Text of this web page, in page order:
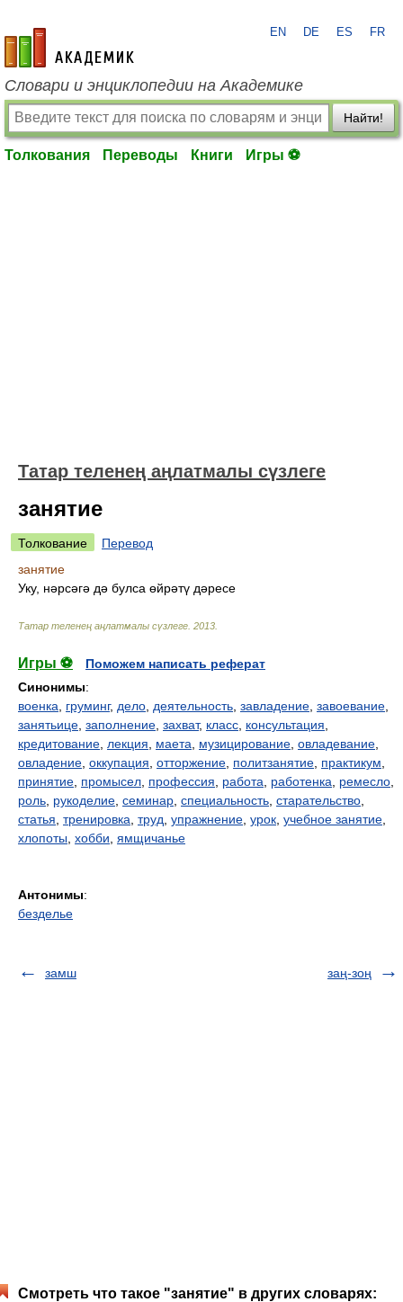
academic.ru
EN DE ES FR
Словари и энциклопедии на Академике
Найти!
Толкования Переводы Книги Игры ⚽
Татар теленең аңлатмалы сүзлеге
занятие
Толкование
Перевод
занятие
Уку, нәрсәгә дә булса өйрәтү дәресе
Татар теленең аңлатмалы сүзлеге 2013
Игры ⚽
Поможем написать реферат
Синонимы:
военка
груминг, дело деятельность завладение завоевание
занятьице заполнение захват, класс консультация
кредитование лекция маета музицирование овладевание
овладение оккупация отторжение политзанятие практикум
принятие промысел профессия работа работенка ремесло
роль рукоделие семинар специальность старательство
статья тренировка труд упражнение урок учебное занятие
хлопоты хобби ямщичанье
Антонимы:
безделье
замш заң-зоң
Смотреть что такое "занятие" в других словарях: